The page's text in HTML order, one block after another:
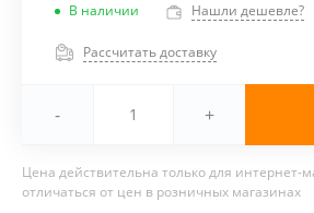
В наличии Нашли дешевле?
Рассчитать доставку
- +
Цена действительна только для интернет-
отличаться от цен в розничных магазинах